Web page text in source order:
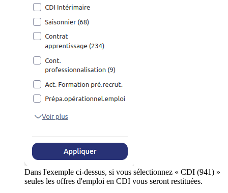
Dans l'exemple ci-dessus, si vous sélectionnez « CDI (941) »
seules les offres d'emploi en CDI vous seront restituées.